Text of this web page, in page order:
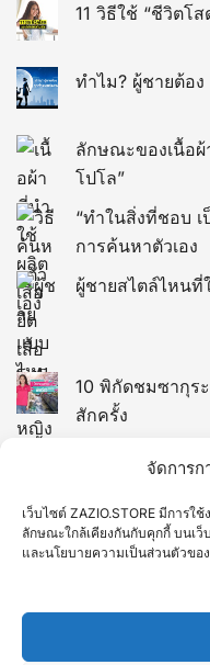
จัดการ
เว็บไซต์ ZAZIO.STORE มีการใ
ลักษณะใกล้เคียงกันกับคุกกี้ บนเว็
และนโยบายความเป็นส่วนตัวขอ
11 วิธีใช้ “ชีวิตโ
ทำไม? ผู้ชายต้อง
ลักษณะของเนื้อผ้
โปโล”
“ทำในสิ่งที่ชอบ
การค้นหาตัวเอง
ผู้ชายสไตล์ไหน
10 พิกัดชมซากุร
สักครั้ง
12 พิกัดที่เที่ยวยอ
16 จุดท่องเที่ยวไ